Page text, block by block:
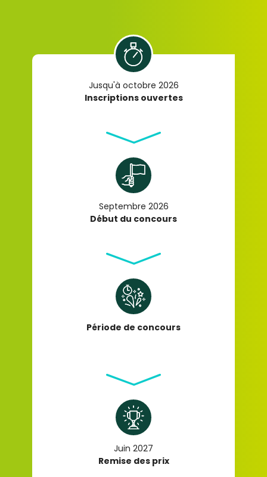
Jusqu'à octobre 2026
Inscriptions ouvertes
Septembre 2026
Début du concours
Période de concours
Juin 2027
Remise des prix